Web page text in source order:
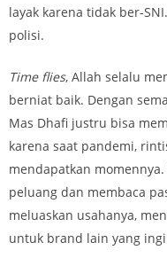
layak karena tidak ber-
polisi.
Time flies, Allah selalu
berniat baik. Dengan
Mas Dhafi justru bisa
karena saat pandemi,
mendapatkan
peluang dan membaca
meluaskan usahanya,
untuk brand lain yang